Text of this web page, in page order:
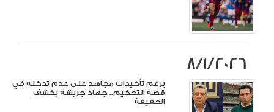
8/1/2026
برغم تأكيدات مجاهد على عدم تدخله في
قصة التحكيم.. جهاد جريشة يكشف
الحقيقة